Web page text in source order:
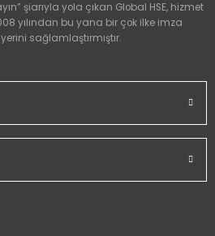
şiarıyla yola çıkan Global HSE, hizmet
yılından bu yana bir çok ilke imza
sağlamlaştırmıştır.